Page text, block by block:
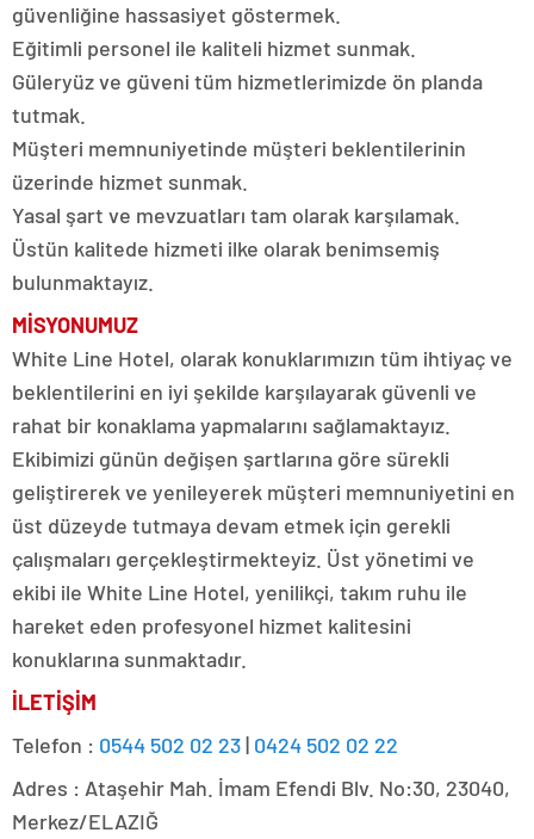
güvenliğine hassasiyet göstermek.
Eğitimli personel ile kaliteli hizmet sunmak.
Güleryüz ve güveni tüm hizmetlerimizde ön planda
tutmak.
Müşteri memnuniyetinde müşteri beklentilerinin
üzerinde hizmet sunmak.
Yasal şart ve mevzuatları tam olarak karşılamak.
Üstün kalitede hizmeti ilke olarak benimsemiş
bulunmaktayız.
MİSYONUMUZ
White Line Hotel, olarak konuklarımızın tüm ihtiyaç ve
beklentilerini en iyi şekilde karşılayarak güvenli ve
rahat bir konaklama yapmalarını sağlamaktayız.
Ekibimizi günün değişen şartlarına göre sürekli
geliştirerek ve yenileyerek müşteri memnuniyetini en
üst düzeyde tutmaya devam etmek için gerekli
çalışmaları gerçekleştirmekteyiz. Üst yönetimi ve
ekibi ile White Line Hotel, yenilikçi, takım ruhu ile
hareket eden profesyonel hizmet kalitesini
konuklarına sunmaktadır.
İLETİŞİM
Telefon : 0544 502 02 23| 0424 502 02 22
Adres : Ataşehir Mah. İmam Efendi Blv. No:30, 23040,
Merkez/ELAZIĞ